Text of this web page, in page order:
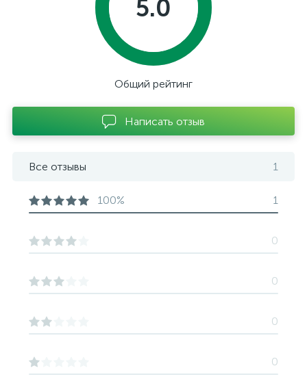
5.0
Общий рейтинг
Написать отзыв
Все отзывы 1
100% 1
0
0
0
0